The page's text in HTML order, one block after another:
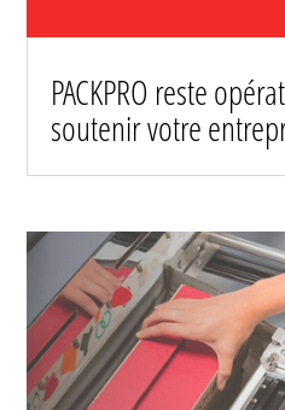
PACKPRO reste
soutenir votre